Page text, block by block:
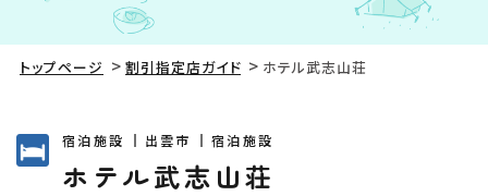
トップページ 割引指定店ガイド ホテル武志山荘
宿泊施設 出雲市 宿泊施設
ホテル武志山荘